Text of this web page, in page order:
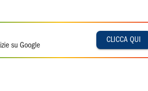
su Google
CLICCA QUI